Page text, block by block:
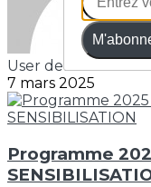
User deleted
7 mars 2025
Programme